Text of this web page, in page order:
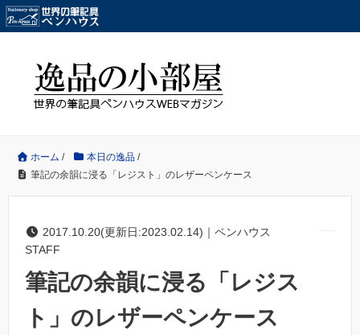
ホーム / 本日の逸品 /
筆記の余韻に浸る「レジスト」のレザーペンケース
2017.10.20(更新日:2023.02.14)｜ペンハウス
STAFF
筆記の余韻に浸る「レジス
ト」のレザーペンケース